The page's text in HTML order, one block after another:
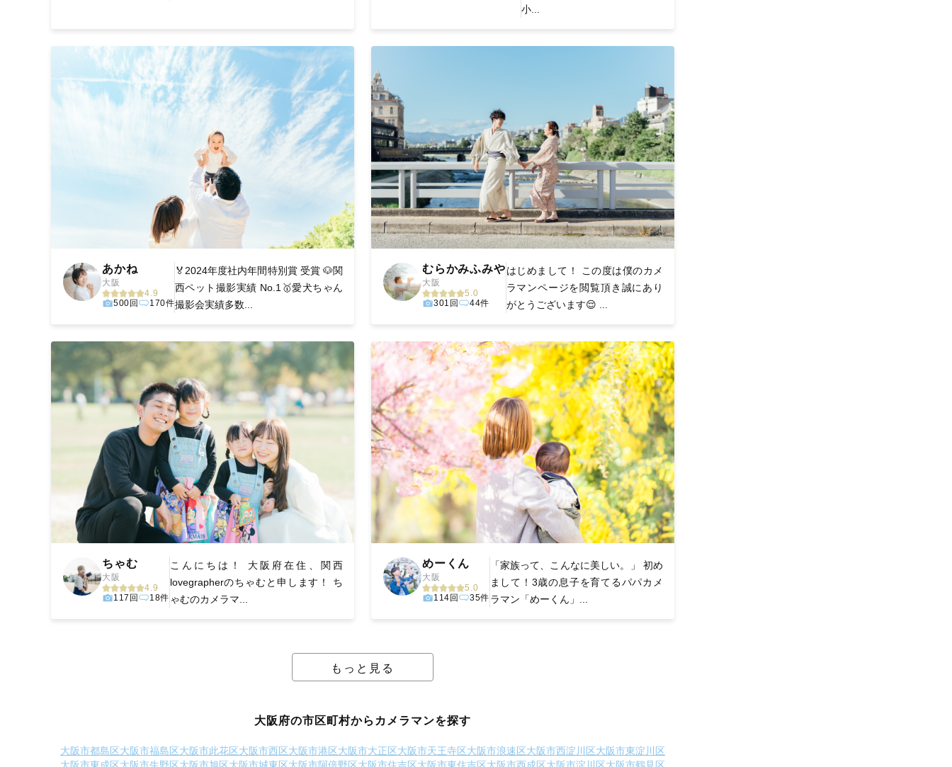
小...
あかね
大阪
4.9
500回
170件
🏅2024年度社内年間特別賞 受賞 🐶関
西ペット撮影実績 No.1🥇愛犬ちゃん
撮影会実績多数...
むらかみふみや
大阪
5.0
301回
44件
はじめまして！ この度は僕のカメ
ラマンページを閲覧頂き誠にあり
がとうございます😌 ...
ちゃむ
大阪
4.9
117回
18件
こんにちは！ 大阪府在住、関西
lovegrapherのちゃむと申します！ ち
ゃむのカメラマ...
めーくん
大阪
5.0
114回
35件
「家族って、こんなに美しい。」 初め
まして！3歳の息子を育てるパパカメ
ラマン「めーくん」...
もっと見る
大阪府の市区町村からカメラマンを探す
大阪市都島区大阪市福島区大阪市此花区大阪市西区大阪市港区大阪市大正区大阪市天王寺区大阪市浪速区大阪市西淀川区大阪市東淀川区